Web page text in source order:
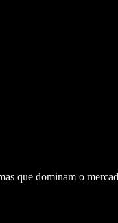
que dominam o